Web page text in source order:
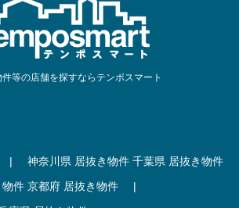
件等の店舗を探すならテンポスマート
| 神奈川県 居抜き物件 千葉県 居抜き物件
物件 京都府 居抜き物件
|